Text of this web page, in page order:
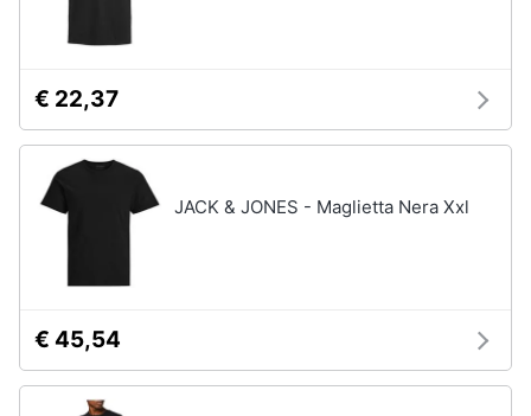
€ 22,37
JACK & JONES - Maglietta Nera Xxl
€ 45,54